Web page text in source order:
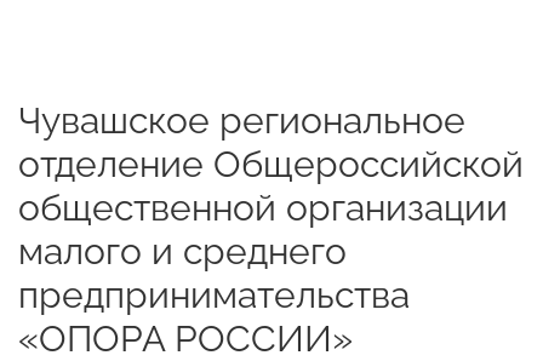
Чувашское региональное
отделение Общероссийской
общественной организации
малого и среднего
предпринимательства
«ОПОРА РОССИИ»